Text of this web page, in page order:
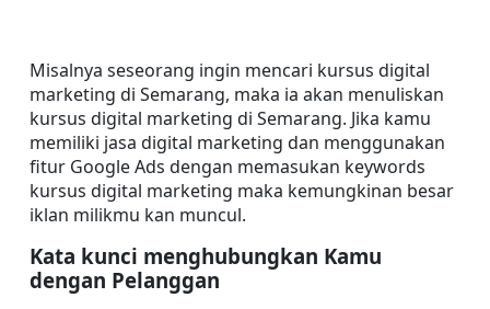
Misalnya seseorang ingin mencari kursus digital
marketing di Semarang, maka ia akan menuliskan
kursus digital marketing di Semarang. Jika kamu
memiliki jasa digital marketing dan menggunakan
fitur Google Ads dengan memasukan keywords
kursus digital marketing maka kemungkinan besar
iklan milikmu kan muncul.
Kata kunci menghubungkan Kamu
dengan Pelanggan